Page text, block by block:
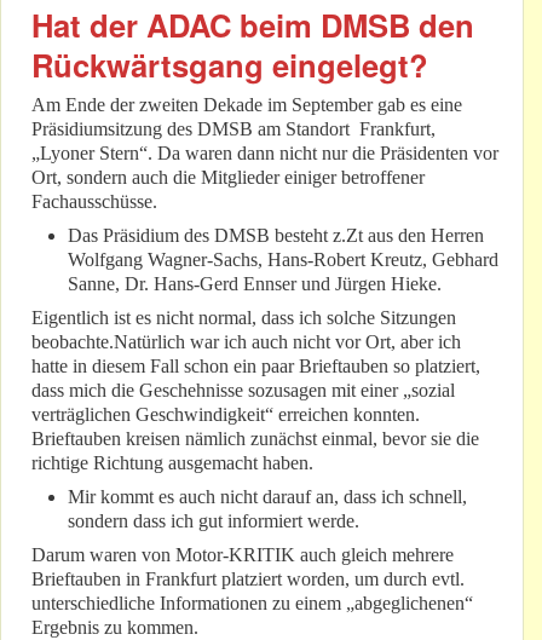
Hat der ADAC beim DMSB den
Rückwärtsgang eingelegt?
Am Ende der zweiten Dekade im September gab es eine
Präsidiumsitzung des DMSB am Standort Frankfurt,
„Lyoner Stern“. Da waren dann nicht nur die Präsidenten vor
Ort, sondern auch die Mitglieder einiger betroffener
Fachausschüsse.
Das Präsidium des DMSB besteht z.Zt aus den Herren
Wolfgang Wagner-Sachs, Hans-Robert Kreutz, Gebhard
Sanne, Dr. Hans-Gerd Ennser und Jürgen Hieke.
Eigentlich ist es nicht normal, dass ich solche Sitzungen
beobachte.Natürlich war ich auch nicht vor Ort, aber ich
hatte in diesem Fall schon ein paar Brieftauben so platziert,
dass mich die Geschehnisse sozusagen mit einer „sozial
verträglichen Geschwindigkeit“ erreichen konnten.
Brieftauben kreisen nämlich zunächst einmal, bevor sie die
richtige Richtung ausgemacht haben.
Mir kommt es auch nicht darauf an, dass ich schnell,
sondern dass ich gut informiert werde.
Darum waren von Motor-KRITIK auch gleich mehrere
Brieftauben in Frankfurt platziert worden, um durch evtl.
unterschiedliche Informationen zu einem „abgeglichenen“
Ergebnis zu kommen.